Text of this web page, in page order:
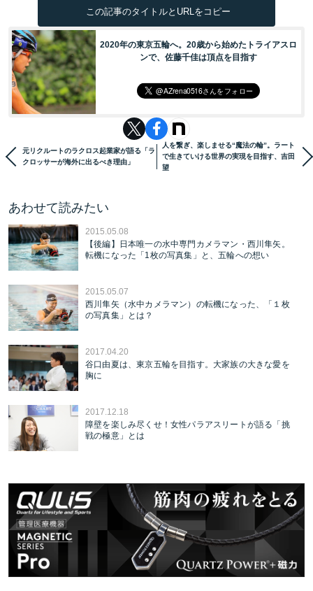
この記事のタイトルとURLをコピー
2020年の東京五輪へ。20歳から始めたトライアスロ
ンで、佐藤千佳は頂点を目指す
元リクルートのラクロス起業家が語る「ラ
クロッサーが海外に出るべき理由」
人を繋ぎ、楽しませる“魔法の輪”。ラート
で生きていける世界の実現を目指す、吉田
望
あわせて読みたい
2015.05.08
【後編】日本唯一の水中専門カメラマン・西川隼矢。
転機になった「1枚の写真集」と、五輪への想い
2015.05.07
西川隼矢（水中カメラマン）の転機になった、「１枚
の写真集」とは？
2017.04.20
谷口由夏は、東京五輪を目指す。大家族の大きな愛を
胸に
2017.12.18
障壁を楽しみ尽くせ！女性パラアスリートが語る「挑
戦の極意」とは